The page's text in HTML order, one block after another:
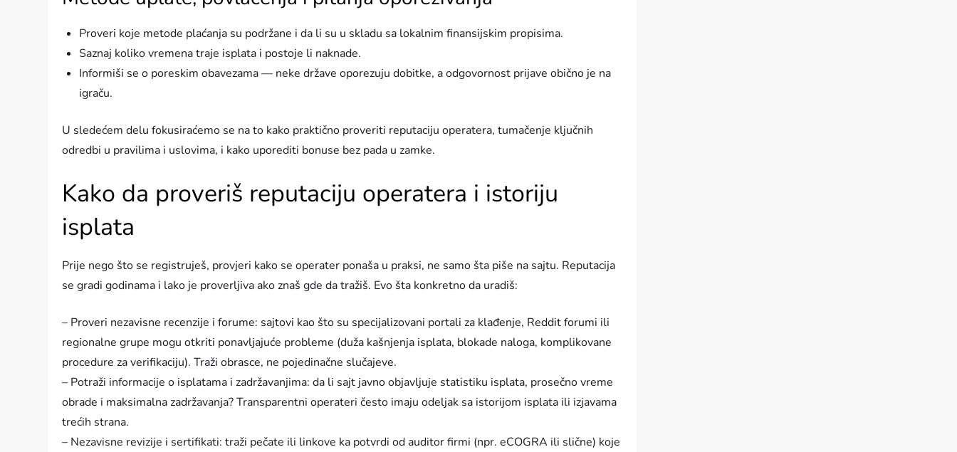
Proveri koje metode plaćanja su podržane i da li su u skladu sa lokalnim finansijskim propisima.
Saznaj koliko vremena traje isplata i postoje li naknade.
Informiši se o poreskim obavezama — neke države oporezuju dobitke, a odgovornost prijave obično je na
igraču.
U sledećem delu fokusiraćemo se na to kako praktično proveriti reputaciju operatera, tumačenje ključnih
odredbi u pravilima i uslovima, i kako uporediti bonuse bez pada u zamke.
Kako da proveriš reputaciju operatera i istoriju
isplata
Prije nego što se registruješ, provjeri kako se operater ponaša u praksi, ne samo šta piše na sajtu. Reputacija
se gradi godinama i lako je proverljiva ako znaš gde da tražiš. Evo šta konkretno da uradiš:
– Proveri nezavisne recenzije i forume: sajtovi kao što su specijalizovani portali za klađenje, Reddit forumi ili
regionalne grupe mogu otkriti ponavljajuće probleme (duža kašnjenja isplata, blokade naloga, komplikovane
procedure za verifikaciju). Traži obrasce, ne pojedinačne slučajeve.
– Potraži informacije o isplatama i zadržavanjima: da li sajt javno objavljuje statistiku isplata, prosečno vreme
obrade i maksimalna zadržavanja? Transparentni operateri često imaju odeljak sa istorijom isplata ili izjavama
trećih strana.
– Nezavisne revizije i sertifikati: traži pečate ili linkove ka potvrdi od auditor firmi (npr. eCOGRA ili slične) koje